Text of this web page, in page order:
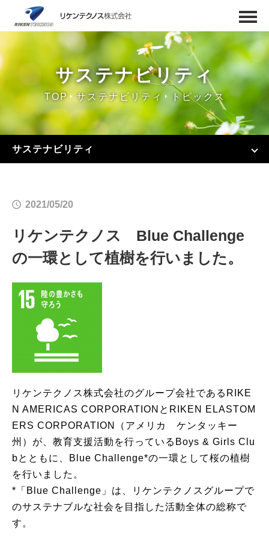
サステナビリティ
TOP サステナビリティ トピックス
サステナビリティ
2021/05/20
リケンテクノス Blue Challenge
の一環として植樹を行いました。
リケンテクノス株式会社のグループ会社であるRIKE
N AMERICAS CORPORATIONとRIKEN ELASTOM
ERS CORPORATION（アメリカ ケンタッキー
州）が、教育支援活動を行っているBoys & Girls Clu
bとともに、Blue Challenge*の一環として桜の植樹
を行いました。
*「Blue Challenge」は、リケンテクノスグループで
のサステナブルな社会を目指した活動全体の総称で
す。